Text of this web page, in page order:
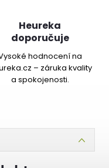
Heureka
doporučuje
hodnocení na
– záruka kvality
a spokojenosti.